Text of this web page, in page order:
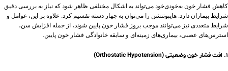
کاهش فشار خون به‌خودی‌خود می‌تواند به اشکال مختلفی ظاهر شود که نیاز به بررسی دقیق
شرایط بیماران دارد. هایپوتنشن را می‌توان به چهار دسته تقسیم کرد. علاوه بر این، عوامل و
شرایط متعددی نیز می‌توانند موجب بروز فشار خون پایین شوند، از جمله افزایش سن،
استرس‌های عصبی، بیماری‌های زمینه‌ای و سابقه خانوادگی فشار خون پایین.
۱. افت فشار خون وضعیتی (Orthostatic Hypotension)